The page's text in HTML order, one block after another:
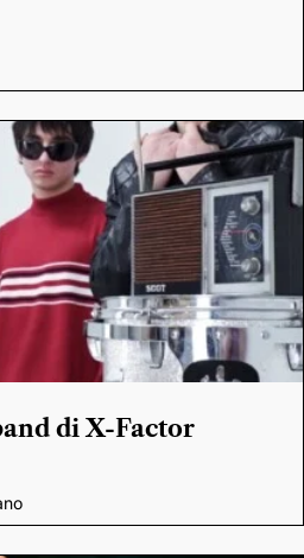
di X-Factor